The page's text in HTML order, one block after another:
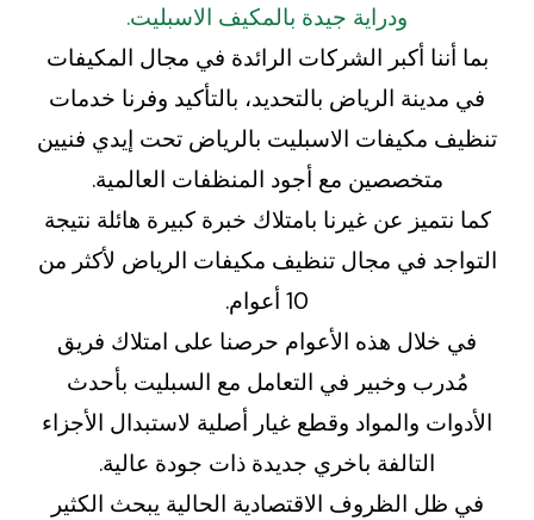
ودراية جيدة بالمكيف الاسبليت.
بما أننا أكبر الشركات الرائدة في مجال المكيفات
في مدينة الرياض بالتحديد، بالتأكيد وفرنا خدمات
تنظيف مكيفات الاسبليت بالرياض تحت إيدي فنيين
متخصصين مع أجود المنظفات العالمية.
كما نتميز عن غيرنا بامتلاك خبرة كبيرة هائلة نتيجة
التواجد في مجال تنظيف مكيفات الرياض لأكثر من
10 أعوام.
في خلال هذه الأعوام حرصنا على امتلاك فريق
مُدرب وخبير في التعامل مع السبليت بأحدث
الأدوات والمواد وقطع غيار أصلية لاستبدال الأجزاء
التالفة باخري جديدة ذات جودة عالية.
في ظل الظروف الاقتصادية الحالية يبحث الكثير